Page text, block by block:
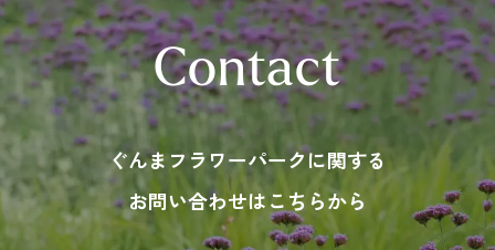
Contact
ぐんまフラワーパークに関する
お問い合わせはこちらから